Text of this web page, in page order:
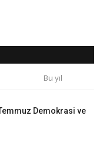
Bu yıl
Demokrasi ve